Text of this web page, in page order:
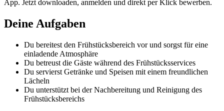
App. Jetzt downloaden, anmelden und direkt per Klick bewerben.
Deine Aufgaben
Du bereitest den Frühstücksbereich vor und sorgst für eine
einladende Atmosphäre
Du betreust die Gäste während des Frühstücksservices
Du servierst Getränke und Speisen mit einem freundlichen
Lächeln
Du unterstützt bei der Nachbereitung und Reinigung des
Frühstücksbereichs